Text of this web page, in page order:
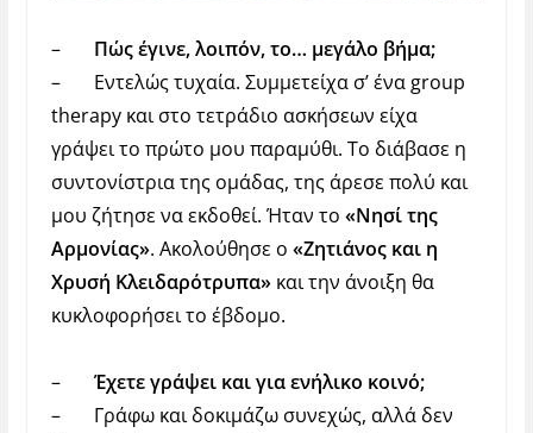
–
Πώς έγινε, λοιπόν, το… μεγάλο βήμα;
–
Εντελώς τυχαία. Συμμετείχα σ’ ένα group
therapyκαι στο τετράδιο ασκήσεων είχα
γράψει το πρώτο μου παραμύθι. Το διάβασε η
συντονίστρια της ομάδας, της άρεσε πολύ και
μου ζήτησε να εκδοθεί. Ήταν το «Νησί της
Αρμονίας». Ακολούθησε ο «Ζητιάνος και η
Χρυσή Κλειδαρότρυπα»και την άνοιξη θα
κυκλοφορήσει το έβδομο.
–
Έχετε γράψει και για ενήλικο κοινό;
–
Γράφω και δοκιμάζω συνεχώς, αλλά δεν